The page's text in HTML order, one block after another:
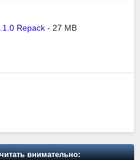
Repack - 27 MB
внимательно: